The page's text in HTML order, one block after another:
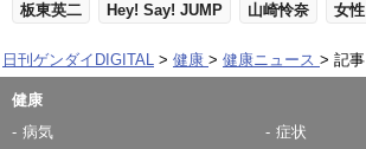
板東英二 Hey! Say! JUMP 山崎怜奈 女性
日刊ゲンダイDIGITAL 健康 健康ニュース 記事
健康
病気
症状